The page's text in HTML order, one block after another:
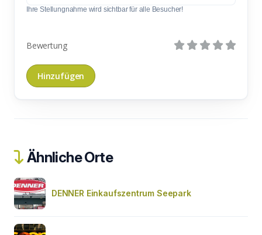
Ihre Stellungnahme wird sichtbar für alle Besucher!
Bewertung
Ähnliche Orte
DENNER Einkaufszentrum Seepark